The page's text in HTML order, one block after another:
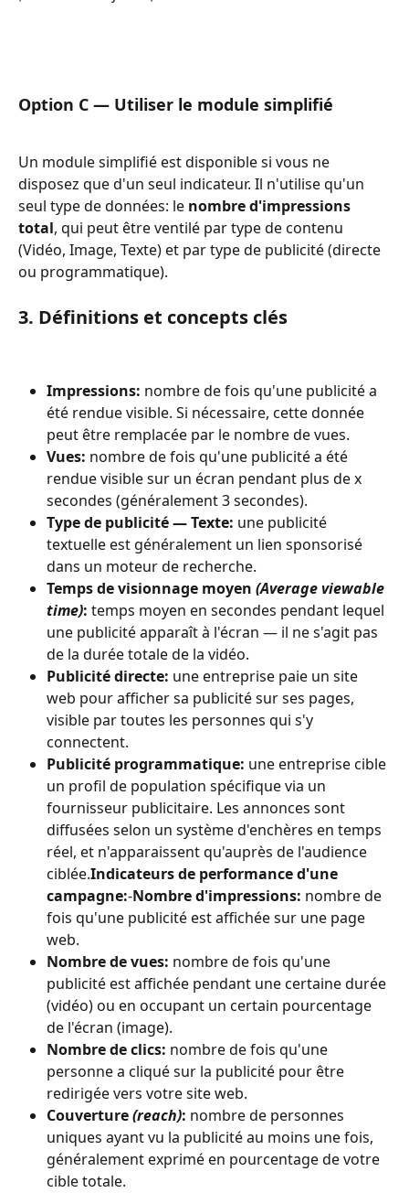
Option C — Utiliser le module simplifié
Un module simplifié est disponible si vous ne
disposez que d'un seul indicateur. Il n'utilise qu'un
seul type de données: le nombre d'impressions
total, qui peut être ventilé par type de contenu
(Vidéo, Image, Texte) et par type de publicité (directe
ou programmatique).
3. Définitions et concepts clés
Impressions: nombre de fois qu'une publicité a
été rendue visible. Si nécessaire, cette donnée
peut être remplacée par le nombre de vues.
Vues: nombre de fois qu'une publicité a été
rendue visible sur un écran pendant plus de x
secondes (généralement 3 secondes).
Type de publicité — Texte: une publicité
textuelle est généralement un lien sponsorisé
dans un moteur de recherche.
Temps de visionnage moyen (Average viewable
time): temps moyen en secondes pendant lequel
une publicité apparaît à l'écran — il ne s'agit pas
de la durée totale de la vidéo.
Publicité directe: une entreprise paie un site
web pour afficher sa publicité sur ses pages,
visible par toutes les personnes qui s'y
connectent.
Publicité programmatique: une entreprise cible
un profil de population spécifique via un
fournisseur publicitaire. Les annonces sont
diffusées selon un système d'enchères en temps
réel, et n'apparaissent qu'auprès de l'audience
ciblée.Indicateurs de performance d'une
campagne:-Nombre d'impressions: nombre de
fois qu'une publicité est affichée sur une page
web.
Nombre de vues: nombre de fois qu'une
publicité est affichée pendant une certaine durée
(vidéo) ou en occupant un certain pourcentage
de l'écran (image).
Nombre de clics: nombre de fois qu'une
personne a cliqué sur la publicité pour être
redirigée vers votre site web.
Couverture (reach): nombre de personnes
uniques ayant vu la publicité au moins une fois,
généralement exprimé en pourcentage de votre
cible totale.